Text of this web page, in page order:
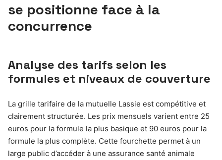
se positionne face à la
concurrence
Analyse des tarifs selon les
formules et niveaux de couverture
La grille tarifaire de la mutuelle Lassie est compétitive et
clairement structurée. Les prix mensuels varient entre 25
euros pour la formule la plus basique et 90 euros pour la
formule la plus complète. Cette fourchette permet à un
large public d’accéder à une assurance santé animale